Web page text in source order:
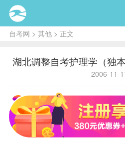
自考网 > 其他 > 正文
湖北调整自考护理学（独
2006-11-